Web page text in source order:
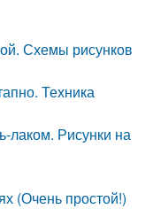
Схемы рисунков
Техника
лаком. Рисунки на
(Очень простой!)